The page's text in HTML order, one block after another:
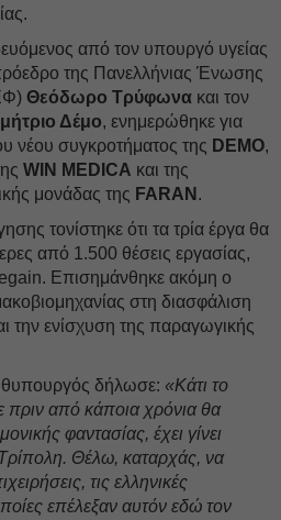
από τον υπουργό υγείας
της Πανελλήνιας Ένωσης
Θεόδωρο Τρύφωνα και τον
Δέμο, ενημερώθηκε για
νέου συγκροτήματος της DEMO,
WIN MEDICA και της
μονάδας της FARAN .
τονίστηκε ότι τα τρία έργα θα
από 1.500 θέσεις εργασίας,
Επισημάνθηκε ακόμη ο
στη διασφάλιση
την ενίσχυση της παραγωγικής
δήλωσε: «Κάτι το
πριν από κάποια χρόνια θα
φαντασίας, έχει γίνει
Θέλω, καταρχάς, να
τις ελληνικές
επέλεξαν αυτόν εδώ τον